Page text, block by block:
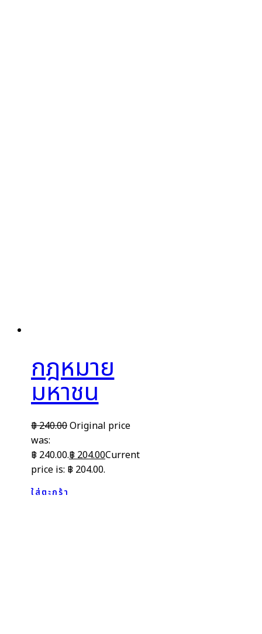
กฎหมาย
มหาชน
฿240.00Original price
was:
฿ 240.00.฿204.00Current
price is: ฿ 204.00.
ใส่ตะกร้า